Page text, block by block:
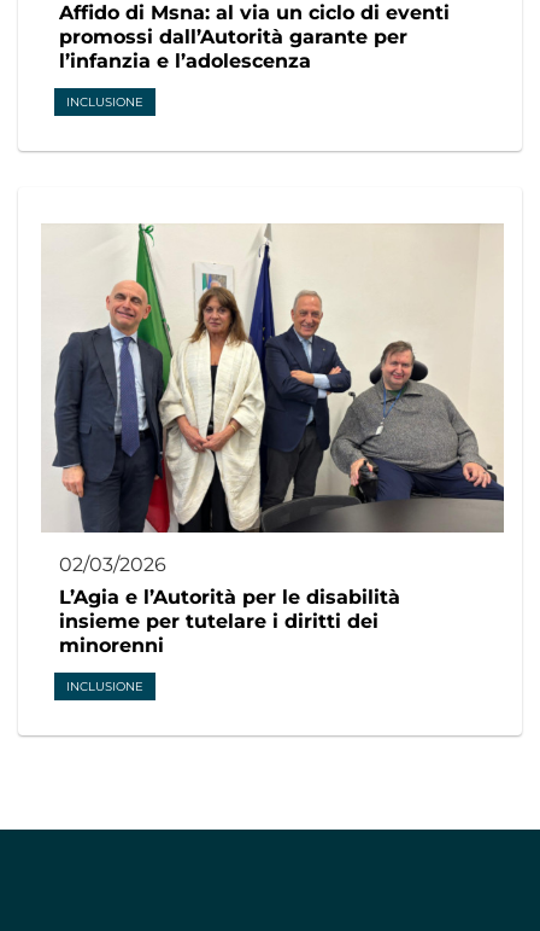
Affido di Msna: al via un ciclo di eventi
promossi dall’Autorità garante per
l’infanzia e l’adolescenza
INCLUSIONE
02/03/2026
L’Agia e l’Autorità per le disabilità
insieme per tutelare i diritti dei
minorenni
INCLUSIONE